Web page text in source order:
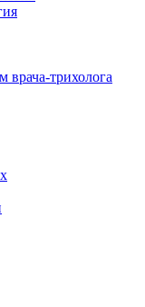
врача-трихолога